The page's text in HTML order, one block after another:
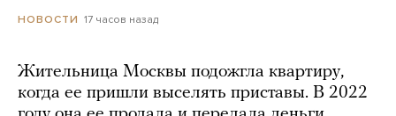
НОВОСТИ 17 часов назад
Жительница Москвы подожгла квартиру,
когда ее пришли выселять приставы. В 2022